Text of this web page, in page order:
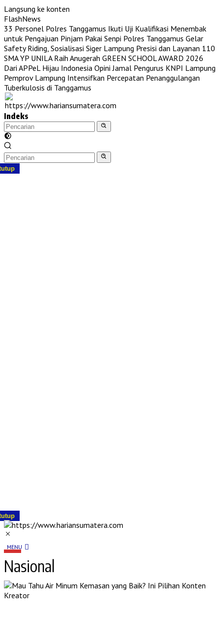
Langsung ke konten
FlashNews
33 Personel Polres Tanggamus Ikuti Uji Kualifikasi Menembak
untuk Pengajuan Pinjam Pakai Senpi Polres Tanggamus Gelar
Safety Riding, Sosialisasi Siger Lampung Presisi dan Layanan 110
SMA YP UNILA Raih Anugerah GREEN SCHOOL AWARD 2026
Dari APPeL Hijau Indonesia Opini Jamal Pengurus KNPI Lampung
Pemprov Lampung Intensifkan Percepatan Penanggulangan
Tuberkulosis di Tanggamus
Indeks
MENU
Nasional